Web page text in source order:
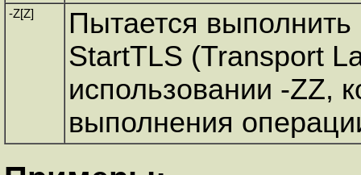
-Z[Z]
Пытается
StartTLS (Transport
использовании -ZZ,
выполнения